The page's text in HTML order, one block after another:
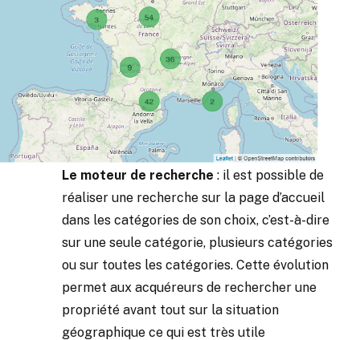
Le moteur de recherche : il est possible de
réaliser une recherche sur la page d’accueil
dans les catégories de son choix, c’est-à-dire
sur une seule catégorie, plusieurs catégories
ou sur toutes les catégories. Cette évolution
permet aux acquéreurs de rechercher une
propriété avant tout sur la situation
géographique ce qui est très utile